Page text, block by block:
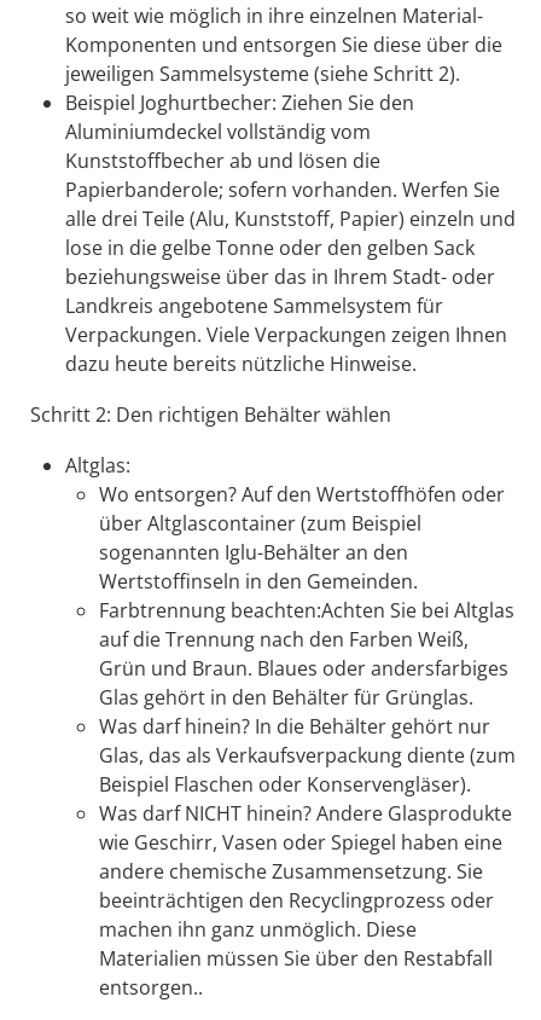
so weit wie möglich in ihre einzelnen Material-
Komponenten und entsorgen Sie diese über die
jeweiligen Sammelsysteme (siehe Schritt 2).
Beispiel Joghurtbecher: Ziehen Sie den
Aluminiumdeckel vollständig vom
Kunststoffbecher ab und lösen die
Papierbanderole; sofern vorhanden. Werfen Sie
alle drei Teile (Alu, Kunststoff, Papier) einzeln und
lose in die gelbe Tonne oder den gelben Sack
beziehungsweise über das in Ihrem Stadt- oder
Landkreis angebotene Sammelsystem für
Verpackungen. Viele Verpackungen zeigen Ihnen
dazu heute bereits nützliche Hinweise.
Schritt 2: Den richtigen Behälter wählen
Altglas:
Wo entsorgen? Auf den Wertstoffhöfen oder
über Altglascontainer (zum Beispiel
sogenannten Iglu-Behälter an den
Wertstoffinseln in den Gemeinden.
Farbtrennung beachten:Achten Sie bei Altglas
auf die Trennung nach den Farben Weiß,
Grün und Braun. Blaues oder andersfarbiges
Glas gehört in den Behälter für Grünglas.
Was darf hinein? In die Behälter gehört nur
Glas, das als Verkaufsverpackung diente (zum
Beispiel Flaschen oder Konservengläser).
Was darf NICHT hinein? Andere Glasprodukte
wie Geschirr, Vasen oder Spiegel haben eine
andere chemische Zusammensetzung. Sie
beeinträchtigen den Recyclingprozess oder
machen ihn ganz unmöglich. Diese
Materialien müssen Sie über den Restabfall
entsorgen..